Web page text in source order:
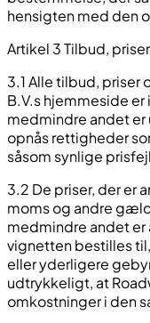
hensigten med den
Artikel 3 Tilbud,
3.1 Alle tilbud, priser
B.V.s hjemmeside
medmindre andet
opnås rettigheder
såsom synlige
3.2 De priser, der er
moms og andre
medmindre andet
vignetten bestilles
eller yderligere
udtrykkeligt, at
omkostninger i den